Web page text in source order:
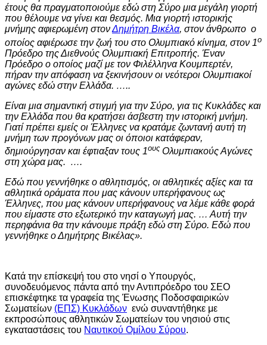
έτους θα πραγματοποιούμε εδώ στη Σύρο μια μεγάλη γιορτή
που θέλουμε να γίνει και θεσμός. Μια γιορτή ιστορικής
μνήμης αφιερωμένη στονΔημήτρη Βικέλα, στον άνθρωπο ο
οποίος αφιέρωσε την ζωή του στο Ολυμπιακό κίνημα, στον 1ο
Πρόεδρο της Διεθνούς Ολυμπιακή Επιτροπής. Έναν
Πρόεδρο ο οποίος μαζί με τον Φιλέλληνα Κουμπερτέν,
πήραν την απόφαση να ξεκινήσουν οι νεότεροι Ολυμπιακοί
αγώνες εδώ στην Ελλάδα. …..
Είναι μια σημαντική στιγμή για την Σύρο, για τις Κυκλάδες και
την Ελλάδα που θα κρατήσει άσβεστη την ιστορική μνήμη.
Γιατί πρέπει εμείς οι Έλληνες να κρατάμε ζωντανή αυτή τη
μνήμη των προγόνων μας οι όποιοι κατάφεραν,
δημιούργησαν και έφτιαξαν τους 1ους Ολυμπιακούς Αγώνες
στη χώρα μας. ….
Εδώ που γεννήθηκε ο αθλητισμός, οι αθλητικές αξίες και τα
αθλητικά οράματα που μας κάνουν υπερήφανους ως
Έλληνες, που μας κάνουν υπερήφανους να λέμε κάθε φορά
που είμαστε στο εξωτερικό την καταγωγή μας. … Αυτή την
περηφάνια θα την κάνουμε πράξη εδώ στη Σύρο. Εδώ που
γεννήθηκε ο Δημήτρης Βικέλας».
Κατά την επίσκεψή του στο νησί ο Υπουργός,
συνοδευόμενος πάντα από την Αντιπρόεδρο του ΣΕΟ
επισκέφτηκε τα γραφεία της Ένωσης Ποδοσφαιρικών
Σωματείων (ΕΠΣ) Κυκλάδων ενώ συναντήθηκε με
εκπροσώπους αθλητικών Σωματείων του νησιού στις
εγκαταστάσεις του Ναυτικού Ομίλου Σύρου.